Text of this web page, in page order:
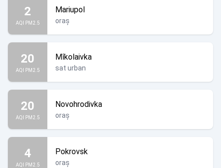
2
AQI PM2.5
Mariupol
oraș
20
AQI PM2.5
Mîkolaivka
sat urban
20
AQI PM2.5
Novohrodivka
oraș
4
AQI PM2.5
Pokrovsk
oraș